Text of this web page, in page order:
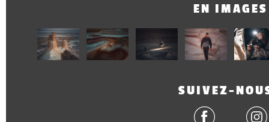
EN IMAGES
SUIVEZ-